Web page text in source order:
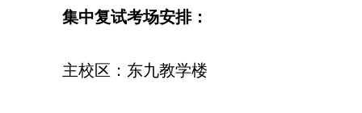
集中复试考场安排：
主校区：东九教学楼